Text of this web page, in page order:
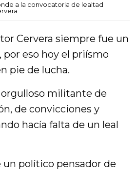
a la convocatoria de lealtad
Cervera siempre fue un
por eso hoy el priísmo
pie de lucha.
militante de
de convicciones y
hacía falta de un leal
un político pensador de